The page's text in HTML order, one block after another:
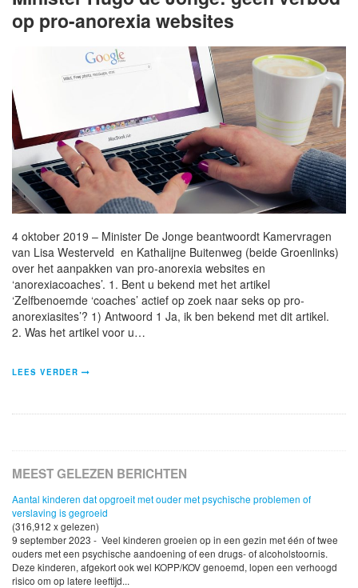
op pro-anorexia websites
4 oktober 2019 – Minister De Jonge beantwoordt Kamervragen
van Lisa Westerveld en Kathalijne Buitenweg (beide Groenlinks)
over het aanpakken van pro-anorexia websites en
‘anorexiacoaches’. 1. Bent u bekend met het artikel
‘Zelfbenoemde ‘coaches’ actief op zoek naar seks op pro-
anorexiasites’? 1) Antwoord 1 Ja, ik ben bekend met dit artikel.
2. Was het artikel voor u…
LEES VERDER
MEEST GELEZEN BERICHTEN
Aantal kinderen dat opgroeit met ouder met psychische problemen of
verslaving is gegroeid
(316,912 x gelezen)
9 september 2023 - Veel kinderen groeien op in een gezin met één of twee
ouders met een psychische aandoening of een drugs- of alcoholstoornis.
Deze kinderen, afgekort ook wel KOPP/KOV genoemd, lopen een verhoogd
risico om op latere leeftijd...